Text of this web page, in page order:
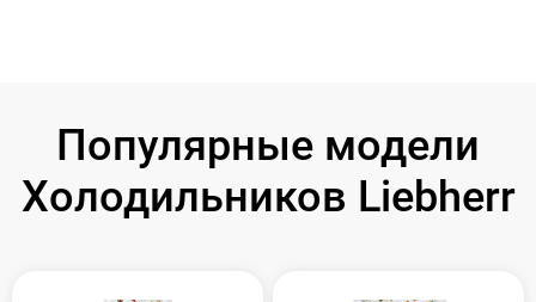
Популярные модели
Холодильников Liebherr